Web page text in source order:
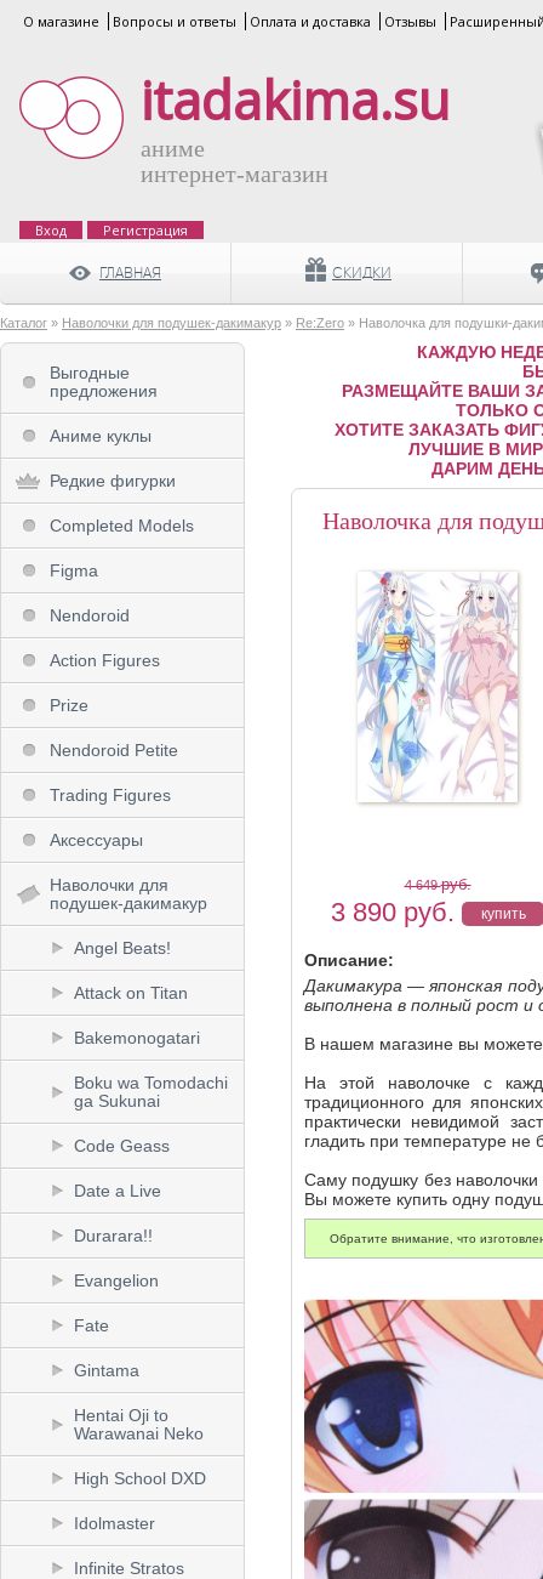
О магазине Вопросы и ответы Оплата и доставка Отзывы
itadakima.su
аниме
интернет-магазин
Вход Регистрация
ГЛАВНАЯ СКИДКИ
Каталог » Наволочки для подушек-дакимакур » Re:Zero » Наволочка для подушки-
КАЖДУЮ
РАЗМЕЩАЙТЕ ВАШИ
ТОЛЬКО
ХОТИТЕ ЗАКАЗАТЬ
ЛУЧШИЕ В
ДАРИМ
Наволочка для
4 649руб.
3 890 руб.
Описание:
Дакимакура — японская
выполнена в полный рост и
В нашем магазине вы
На этой наволочке с
традиционного для
практически невидимой
гладить при температуре не
Саму подушку без
Вы можете купить одну
Обратите внимание, что
Выгодные
предложения
Аниме куклы
Редкие фигурки
Completed Models
Figma
Nendoroid
Action Figures
Prize
Nendoroid Petite
Trading Figures
Аксессуары
Наволочки для
подушек-дакимакур
Angel Beats!
Attack on Titan
Bakemonogatari
Boku wa Tomodachi
ga Sukunai
Code Geass
Date a Live
Durarara!!
Evangelion
Fate
Gintama
Hentai Oji to
Warawanai Neko
High School DXD
Idolmaster
Infinite Stratos